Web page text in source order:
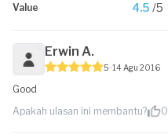
Value 4.5 /5
Erwin A.
5 14 Agu 2016
Good
Apakah ulasan ini membantu?
0